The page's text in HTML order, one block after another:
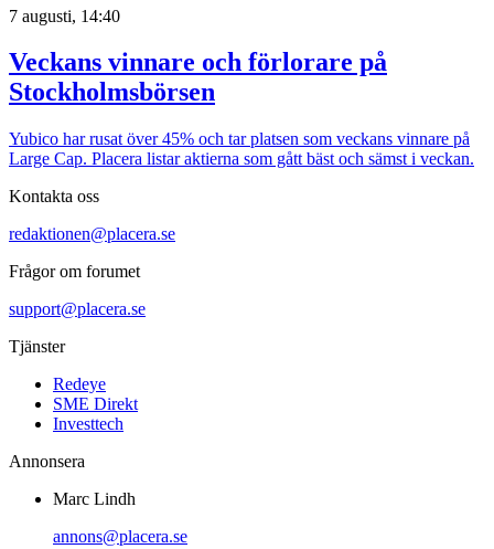
7 augusti, 14:40
Veckans vinnare och förlorare på
Stockholmsbörsen
Yubico har rusat över 45% och tar platsen som veckans vinnare på
Large Cap. Placera listar aktierna som gått bäst och sämst i veckan.
Kontakta oss
redaktionen@placera.se
Frågor om forumet
support@placera.se
Tjänster
Redeye
SME Direkt
Investtech
Annonsera
Marc Lindh
annons@placera.se